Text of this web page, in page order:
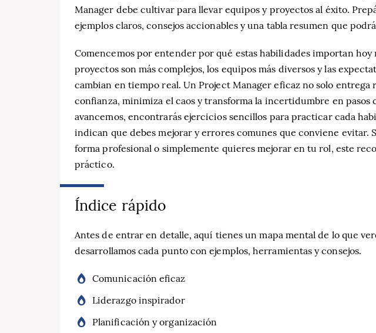
Manager debe cultivar para llevar equipos y proyectos al éxito.
ejemplos claros, consejos accionables y una tabla resumen que
Comencemos por entender por qué estas habilidades importan hoy
proyectos son más complejos, los equipos más diversos y las
cambian en tiempo real. Un Project Manager eficaz no solo entrega
confianza, minimiza el caos y transforma la incertidumbre en pasos
avancemos, encontrarás ejercicios sencillos para practicar cada
indican que debes mejorar y errores comunes que conviene evitar.
forma profesional o simplemente quieres mejorar en tu rol, este
práctico.
Índice rápido
Antes de entrar en detalle, aquí tienes un mapa mental de lo que
desarrollamos cada punto con ejemplos, herramientas y consejos.
Comunicación eficaz
Liderazgo inspirador
Planificación y organización